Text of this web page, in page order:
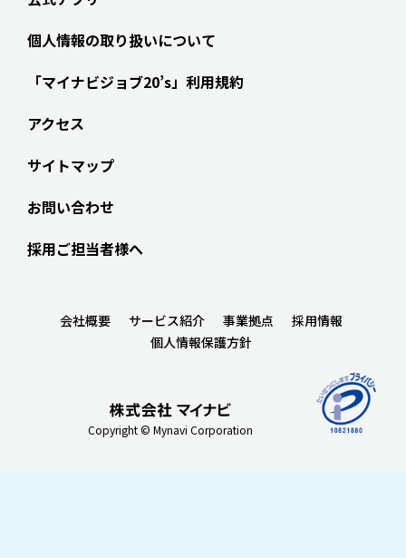
個人情報の取り扱いについて
「マイナビジョブ20’s」利用規約
アクセス
サイトマップ
お問い合わせ
採用ご担当者様へ
Copyright © Mynavi Corporation
会社概要 サービス紹介 事業拠点
採用情報
個人情報保護方針